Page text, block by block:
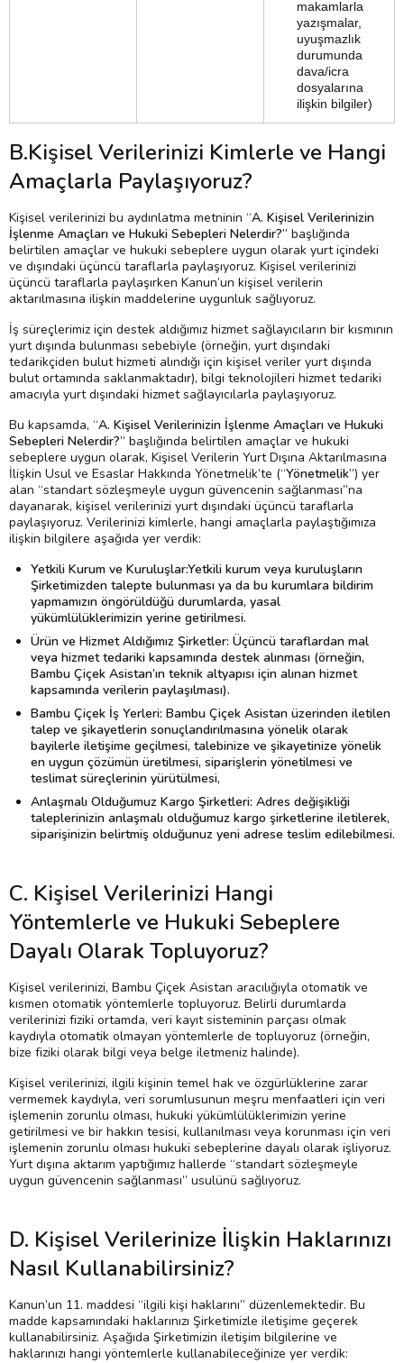
makamlarla
yazışmalar,
uyuşmazlık
durumunda
dava/icra
dosyalarına
ilişkin bilgiler)
B.Kişisel Verilerinizi Kimlerle ve Hangi
Amaçlarla Paylaşıyoruz?
Kişisel verilerinizi bu aydınlatma metninin “A. Kişisel Verilerinizin
İşlenme Amaçları ve Hukuki Sebepleri Nelerdir?” başlığında
belirtilen amaçlar ve hukuki sebeplere uygun olarak yurt içindeki
ve dışındaki üçüncü taraflarla paylaşıyoruz. Kişisel verilerinizi
üçüncü taraflarla paylaşırken Kanun’un kişisel verilerin
aktarılmasına ilişkin maddelerine uygunluk sağlıyoruz.
İş süreçlerimiz için destek aldığımız hizmet sağlayıcıların bir kısmının
yurt dışında bulunması sebebiyle (örneğin, yurt dışındaki
tedarikçiden bulut hizmeti alındığı için kişisel veriler yurt dışında
bulut ortamında saklanmaktadır), bilgi teknolojileri hizmet tedariki
amacıyla yurt dışındaki hizmet sağlayıcılarla paylaşıyoruz.
Bu kapsamda, “A. Kişisel Verilerinizin İşlenme Amaçları ve Hukuki
Sebepleri Nelerdir?” başlığında belirtilen amaçlar ve hukuki
sebeplere uygun olarak, Kişisel Verilerin Yurt Dışına Aktarılmasına
İlişkin Usul ve Esaslar Hakkında Yönetmelik’te (“Yönetmelik”) yer
alan “standart sözleşmeyle uygun güvencenin sağlanması”na
dayanarak, kişisel verilerinizi yurt dışındaki üçüncü taraflarla
paylaşıyoruz. Verilerinizi kimlerle, hangi amaçlarla paylaştığımıza
ilişkin bilgilere aşağıda yer verdik:
Yetkili Kurum ve Kuruluşlar:Yetkili kurum veya kuruluşların
Şirketimizden talepte bulunması ya da bu kurumlara bildirim
yapmamızın öngörüldüğü durumlarda, yasal
yükümlülüklerimizin yerine getirilmesi.
Ürün ve Hizmet Aldığımız Şirketler: Üçüncü taraflardan mal
veya hizmet tedariki kapsamında destek alınması (örneğin,
Bambu Çiçek Asistan’ın teknik altyapısı için alınan hizmet
kapsamında verilerin paylaşılması).
Bambu Çiçek İş Yerleri: Bambu Çiçek Asistan üzerinden iletilen
talep ve şikayetlerin sonuçlandırılmasına yönelik olarak
bayilerle iletişime geçilmesi, talebinize ve şikayetinize yönelik
en uygun çözümün üretilmesi, siparişlerin yönetilmesi ve
teslimat süreçlerinin yürütülmesi,
Anlaşmalı Olduğumuz Kargo Şirketleri: Adres değişikliği
taleplerinizin anlaşmalı olduğumuz kargo şirketlerine iletilerek,
siparişinizin belirtmiş olduğunuz yeni adrese teslim edilebilmesi.
C. Kişisel Verilerinizi Hangi
Yöntemlerle ve Hukuki Sebeplere
Dayalı Olarak Topluyoruz?
Kişisel verilerinizi, Bambu Çiçek Asistan aracılığıyla otomatik ve
kısmen otomatik yöntemlerle topluyoruz. Belirli durumlarda
verilerinizi fiziki ortamda, veri kayıt sisteminin parçası olmak
kaydıyla otomatik olmayan yöntemlerle de topluyoruz (örneğin,
bize fiziki olarak bilgi veya belge iletmeniz halinde).
Kişisel verilerinizi, ilgili kişinin temel hak ve özgürlüklerine zarar
vermemek kaydıyla, veri sorumlusunun meşru menfaatleri için veri
işlemenin zorunlu olması, hukuki yükümlülüklerimizin yerine
getirilmesi ve bir hakkın tesisi, kullanılması veya korunması için veri
işlemenin zorunlu olması hukuki sebeplerine dayalı olarak işliyoruz.
Yurt dışına aktarım yaptığımız hallerde “standart sözleşmeyle
uygun güvencenin sağlanması” usulünü sağlıyoruz.
D. Kişisel Verilerinize İlişkin Haklarınızı
Nasıl Kullanabilirsiniz?
Kanun’un 11. maddesi “ilgili kişi haklarını” düzenlemektedir. Bu
madde kapsamındaki haklarınızı Şirketimizle iletişime geçerek
kullanabilirsiniz. Aşağıda Şirketimizin iletişim bilgilerine ve
haklarınızı hangi yöntemlerle kullanabileceğinize yer verdik: